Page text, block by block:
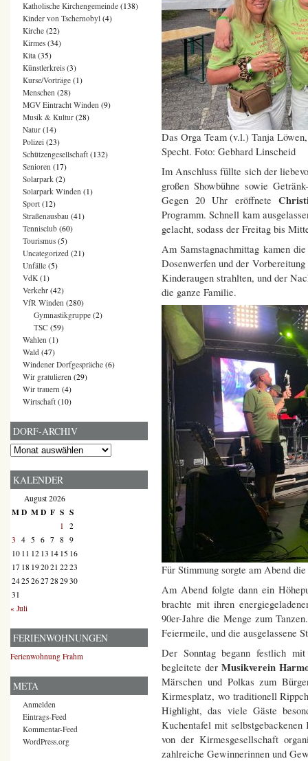
Das Orga Team (v.l.) Tanja
Specht. Foto: Gebhard Linscheid
Im Anschluss füllte sich der
großen Showbühne sowie
Gegen 20 Uhr eröffnete
Programm. Schnell kam
gelacht, sodass der Freitag bis
Am Samstagnachmittag kamen
Dosenwerfen und der
Kinderaugen strahlten, und der
die ganze Familie.
Für Stimmung sorgte am Abend
Am Abend folgte dann ein
brachte mit ihren
90er-Jahre die Menge zum
Feiermeile, und die ausgelassene
Der Sonntag begann festlich
begleitete der Musikverein
Märschen und Polkas zum
Kirmesplatz, wo traditionell
Highlight, das viele Gäste
Kuchentafel mit
von der Kirmesgesellschaft
zahlreiche Gewinnerinnen und
Katholische Kirchengemeinde (138)
Kinder von Tschernobyl (4)
Kirche (22)
Kirmes (34)
Kita (35)
Künstlerkreis (3)
Kurse/Vorträge (1)
Menschen (28)
MGV Eintracht Winden (9)
Musik & Kultur (28)
Natur (14)
Polizei (23)
Schützengesellschaft (132)
Senioren (17)
Solarpark (2)
Solarpark Winden (1)
Sport (12)
Straßenausbau (41)
Tennisclub (60)
Tourismus (5)
Uncategorized (21)
Unfälle (5)
VdK (1)
Verkehr (42)
VfR Winden (280)
Gymnastikgruppe (2)
TSC (59)
Wahlen (1)
Wald (47)
Windener Dorfgespräche (6)
Wir gratulieren (29)
Wir trauern (4)
Wirtschaft (10)
DORF-ARCHIV
Dorf-
KALENDER
August 2026
MD MD F S S
1 2
3 4 5 6 7 8 9
10 11 12 13 14 15 16
17 18 192021 2223
2425 2627 28 2930
31
« Juli
FERIENWOHNUNGEN
Ferienwohnung Frahm
META
Anmelden
Eintrags-Feed
Kommentar-Feed
WordPress.org